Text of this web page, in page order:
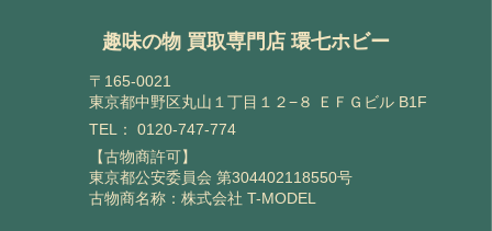
趣味の物 買取専門店 環七ホビー
〒165-0021
東京都中野区丸山１丁目１２−８ ＥＦＧビル B1F
TEL： 0120-747-774
【古物商許可】
東京都公安委員会 第304402118550号
古物商名称：株式会社 T-MODEL